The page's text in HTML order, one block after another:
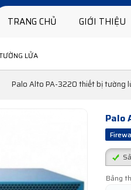
TRANG CHỦ GIỚI THIỆU
LỬA
Palo Alto PA-3220 thiết bị tường
Palo
Bảng